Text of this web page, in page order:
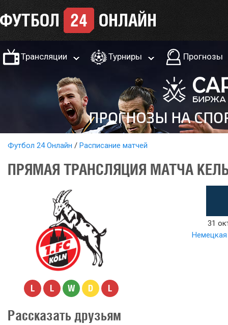
Трансляции Турниры Прогнозы
Футбол 24 Онлайн Расписание матчей
ПРЯМАЯ ТРАНСЛЯЦИЯ МАТЧА
L L W D L
31
Немецкая
Рассказать друзьям